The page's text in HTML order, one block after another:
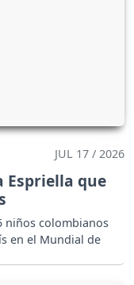
JUL 17 / 2026
Espriella que
niños colombianos
en el Mundial de